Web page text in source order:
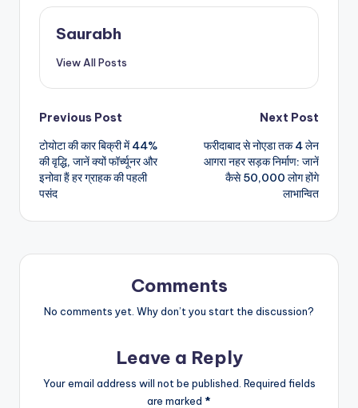
Saurabh
View All Posts
Post
navigation
Previous Post
टोयोटा की कार बिक्री में 44%
की वृद्धि, जानें क्यों फॉर्च्यूनर और
इनोवा हैं हर ग्राहक की पहली
पसंद
Next Post
फरीदाबाद से नोएडा तक 4 लेन
आगरा नहर सड़क निर्माण: जानें
कैसे 50,000 लोग होंगे
लाभान्वित
Comments
No comments yet. Why don’t you start the discussion?
Leave a Reply
Your email address will not be published. Required fields
are marked *